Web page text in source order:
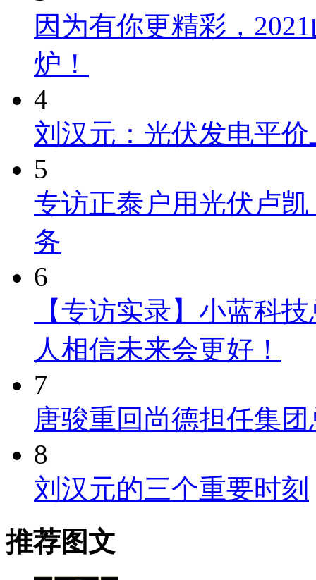
因为有你更精彩，
炉！
4
刘汉元：光伏发电平
5
专访正泰户用光伏卢
务
6
【专访实录】小蓝科
人相信未来会更好！
7
唐骏重回尚德担任集
8
刘汉元的三个重要时刻
推荐图文